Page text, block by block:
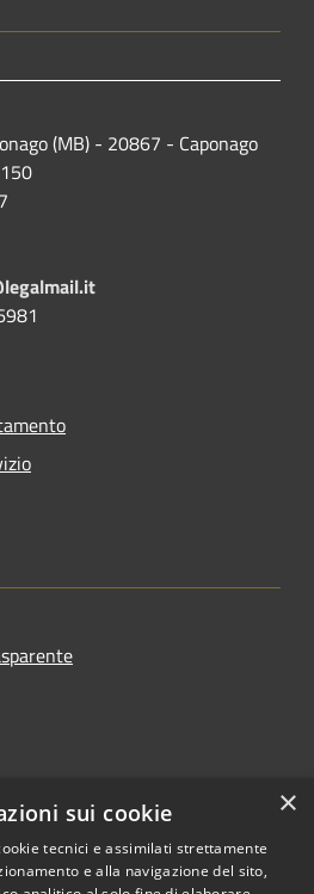
(MB) - 20867 - Caponago
×
sui cookie
tecnici e assimilati strettamente
e alla navigazione del sito,